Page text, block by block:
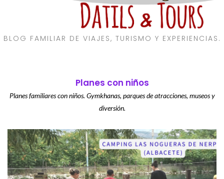
BLOG FAMILIAR DE VIAJES, TURISMO Y EXPERIENCIAS.
Planes con niños
Planes familiares con niños. Gymkhanas, parques de atracciones, museos y
diversión.